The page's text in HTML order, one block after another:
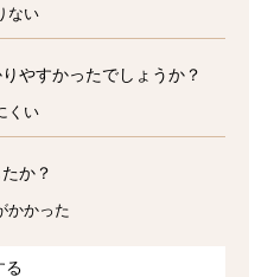
ない
やすかったでしょうか？
くい
か？
かかった